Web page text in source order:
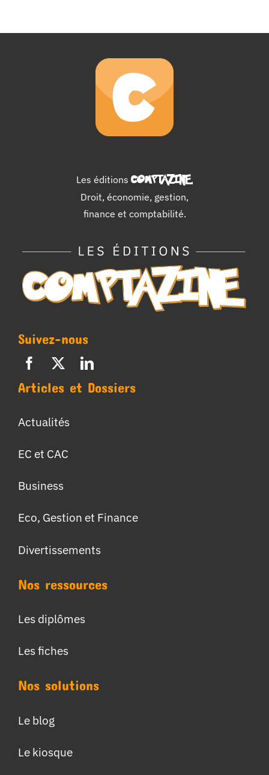
Les éditions COMPTAZINE.
Droit, économie, gestion,
finance et comptabilité.
Suivez-nous
Articles et Dossiers
Actualités
EC et CAC
Business
Eco, Gestion et Finance
Divertissements
Nos ressources
Les diplômes
Les fiches
Nos solutions
Le blog
Le kiosque